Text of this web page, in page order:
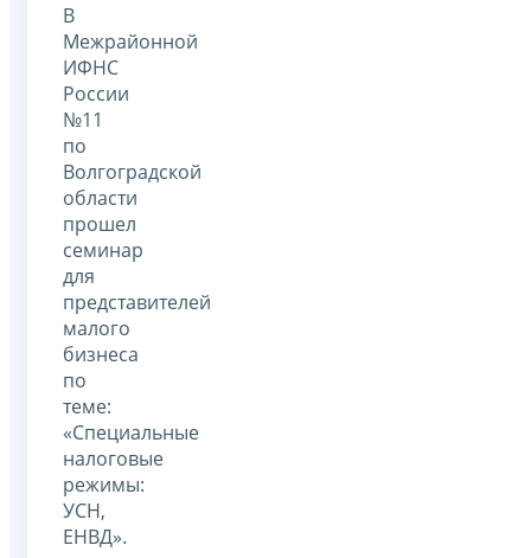
В
Межрайонной
ИФНС
России
№11
по
Волгоградской
области
прошел
семинар
для
представителей
малого
бизнеса
по
теме:
«Специальные
налоговые
режимы:
УСН,
ЕНВД».